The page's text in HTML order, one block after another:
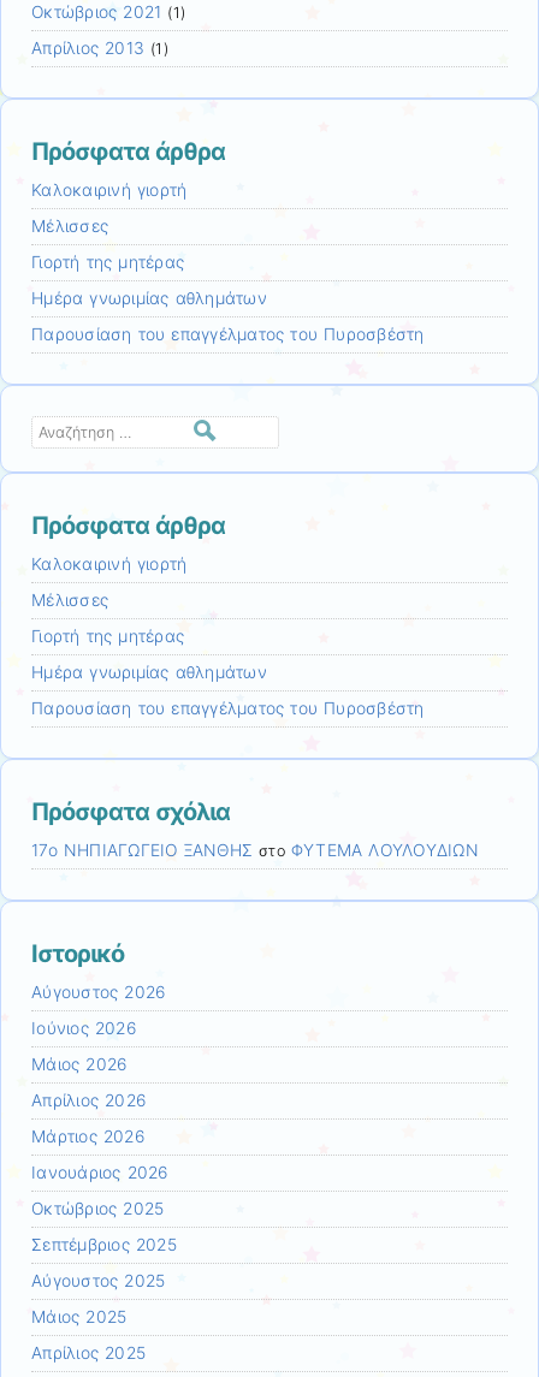
Οκτώβριος 2021 (1)
Απρίλιος 2013 (1)
Πρόσφατα άρθρα
Καλοκαιρινή γιορτή
Μέλισσες
Γιορτή της μητέρας
Ημέρα γνωριμίας αθλημάτων
Παρουσίαση του επαγγέλματος του Πυροσβέστη
Αναζήτηση
Πρόσφατα άρθρα
Καλοκαιρινή γιορτή
Μέλισσες
Γιορτή της μητέρας
Ημέρα γνωριμίας αθλημάτων
Παρουσίαση του επαγγέλματος του Πυροσβέστη
Πρόσφατα σχόλια
17ο ΝΗΠΙΑΓΩΓΕΙΟ ΞΑΝΘΗΣ στο ΦΥΤΕΜΑ ΛΟΥΛΟΥΔΙΩΝ
Ιστορικό
Αύγουστος 2026
Ιούνιος 2026
Μάιος 2026
Απρίλιος 2026
Μάρτιος 2026
Ιανουάριος 2026
Οκτώβριος 2025
Σεπτέμβριος 2025
Αύγουστος 2025
Μάιος 2025
Απρίλιος 2025